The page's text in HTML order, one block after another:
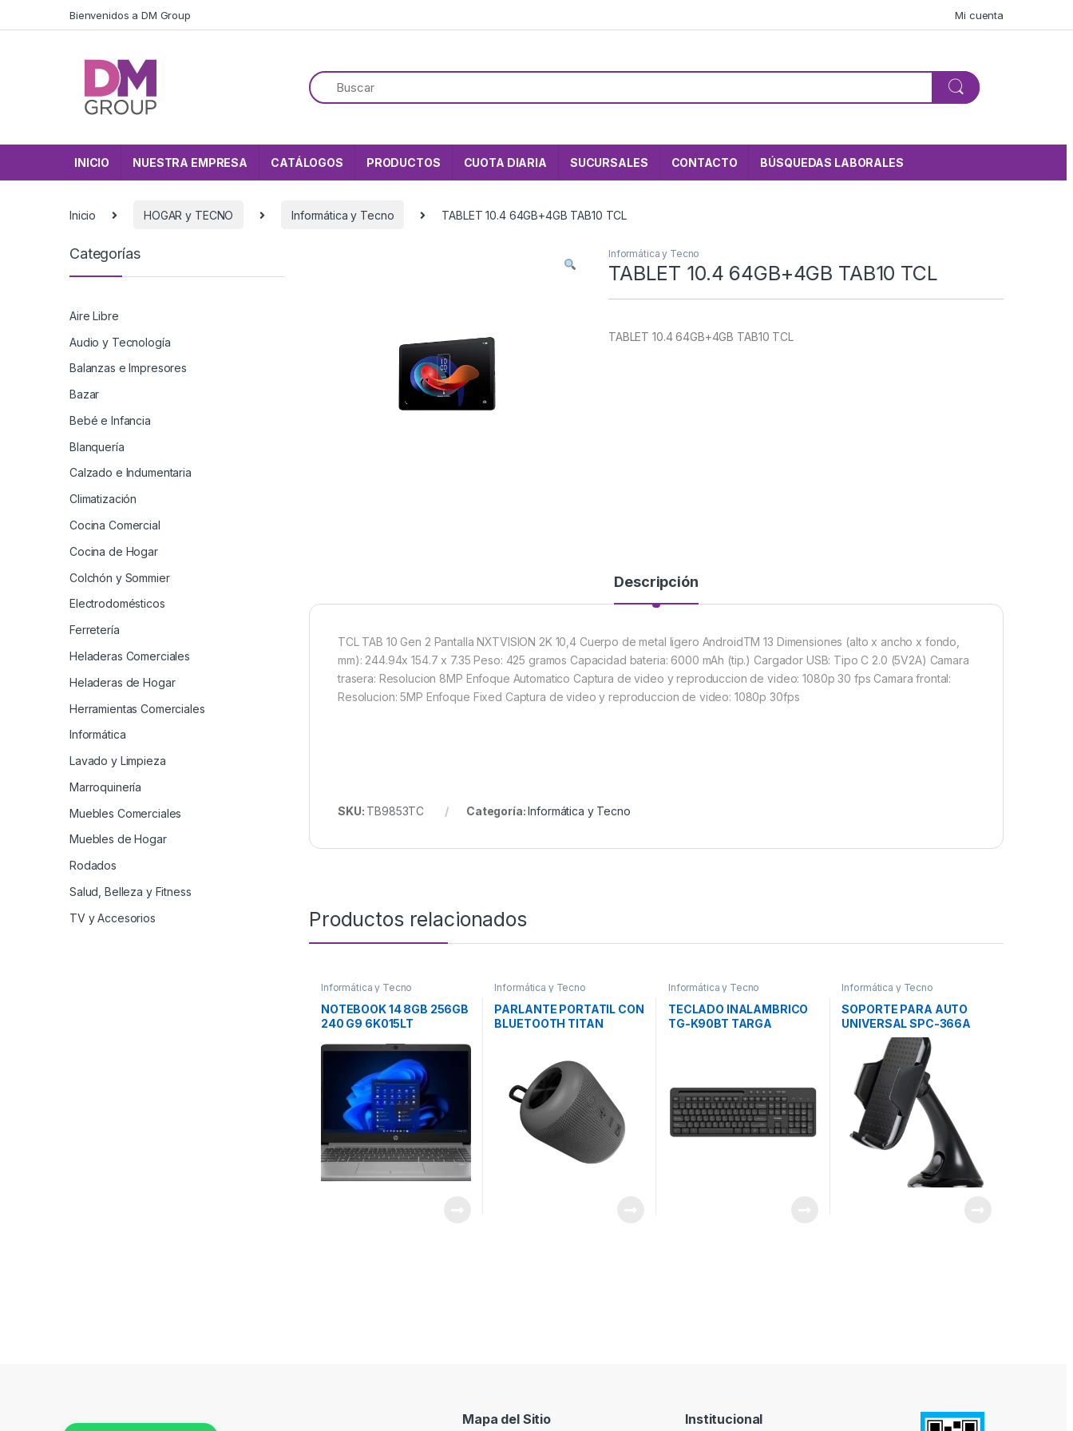
Bienvenidos a DM Group Mi cuenta
INICIO NUESTRA EMPRESA CATÁLOGOS PRODUCTOS CUOTA DIARIA SUCURSALES CONTACTO BÚSQUEDAS LABORALES
Inicio HOGAR y TECNO Informática y Tecno TABLET 10.4 64GB+4GB TAB10 TCL
Informática y Tecno
TABLET 10.4 64GB+4GB TAB10 TCL
TABLET 10.4 64GB+4GB TAB10 TCL
Descripción
TCL TAB 10 Gen 2 Pantalla NXTVISION 2K 10,4 Cuerpo de metal ligero AndroidTM 13 Dimensiones (alto x ancho x fondo,
mm): 244.94x 154.7 x 7.35 Peso: 425 gramos Capacidad bateria: 6000 mAh (tip.) Cargador USB: Tipo C 2.0 (5V2A) Camara
trasera: Resolucion 8MP Enfoque Automatico Captura de video y reproduccion de video: 1080p 30 fps Camara frontal:
Resolucion: 5MP Enfoque Fixed Captura de video y reproduccion de video: 1080p 30fps
SKU: TB9853TC Categoría:Informática y Tecno
Productos relacionados
Informática y Tecno
NOTEBOOK 14 8GB 256GB
240 G9 6K015LT
Informática y Tecno
PARLANTE PORTATIL CON
BLUETOOTH TITAN
Informática y Tecno
TECLADO INALAMBRICO
TG-K90BT TARGA
Informática y Tecno
SOPORTE PARA AUTO
UNIVERSAL SPC-366A
Categorías
Aire Libre
Audio y Tecnología
Balanzas e Impresores
Bazar
Bebé e Infancia
Blanquería
Calzado e Indumentaria
Climatización
Cocina Comercial
Cocina de Hogar
Colchón y Sommier
Electrodomésticos
Ferretería
Heladeras Comerciales
Heladeras de Hogar
Herramientas Comerciales
Informática
Lavado y Limpieza
Marroquinería
Muebles Comerciales
Muebles de Hogar
Rodados
Salud, Belleza y Fitness
TV y Accesorios
Mapa del Sitio Institucional